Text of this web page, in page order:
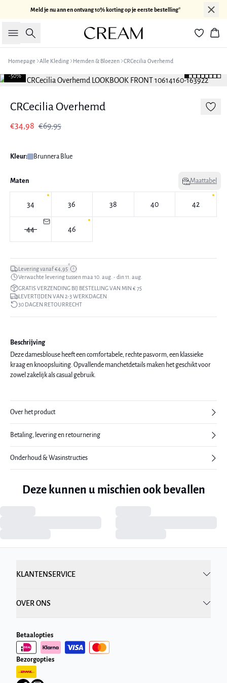
Meld je nu ann en ontvang 10% korting op je eerste bestelling*
Zoeken
Homepage Alle Kleding Hemden & Bloezen CRCecilia Overhemd
-50%
CRCecilia Overhemd
€34,98 €69,95
Kleur: Brunnera Blue
Maten Maattabel
34 36 38 40 42
44 46
Levering vanaf €4,95*
Verwachte levering tussen maa 10. aug. - din 11. aug.
GRATIS VERZENDING BIJ BESTELLING VAN MIN € 75
LEVERTIJDEN VAN 2-3 WERKDAGEN
30 DAGEN RETOURRECHT
Beschrijving
Deze damesblouse heeft een comfortabele, rechte pasvorm, een klassieke
kraag en knoopsluiting. Opvallende manchetdetails maken het geschikt voor
zowel zakelijk als casual gebruik.
Over het product
Betaling, levering en retournering
Onderhoud & Wasinstructies
Deze kunnen u mischien ook bevallen
KLANTENSERVICE
OVER ONS
Betaalopties
Bezorgopties